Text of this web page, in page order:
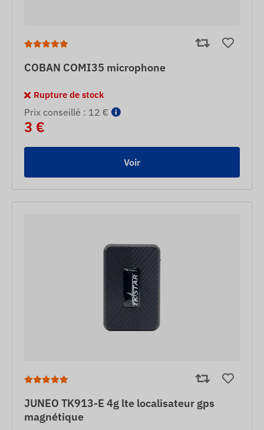
COBAN COMI35 microphone
Rupture de stock
Prix ​​conseillé : 12 €
3 €
Voir
JUNEO TK913-E 4g lte localisateur gps
magnétique